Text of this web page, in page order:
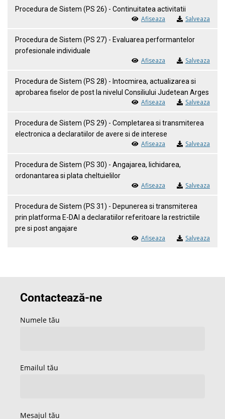
Procedura de Sistem (PS 26) - Continuitatea activitatii
Afiseaza Salveaza
Procedura de Sistem (PS 27) - Evaluarea performantelor
profesionale individuale
Afiseaza Salveaza
Procedura de Sistem (PS 28) - Intocmirea, actualizarea si
aprobarea fiselor de post la nivelul Consiliului Judetean Arges
Afiseaza Salveaza
Procedura de Sistem (PS 29) - Completarea si transmiterea
electronica a declaratiilor de avere si de interese
Afiseaza Salveaza
Procedura de Sistem (PS 30) - Angajarea, lichidarea,
ordonantarea si plata cheltuielilor
Afiseaza Salveaza
Procedura de Sistem (PS 31) - Depunerea si transmiterea
prin platforma E-DAI a declaratiilor referitoare la restrictiile
pre si post angajare
Afiseaza Salveaza